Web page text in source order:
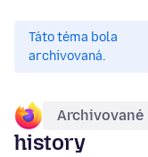
Táto téma bola
archivovaná.
Archivované
history